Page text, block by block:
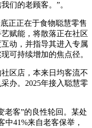
们的老顾客。”。
正正在于食物聪慧零售
赋能，将散落正在社区
动，并指导其进入专属
可持续增加的焦点径。
区店，本来日均客流不
办。2025年接入聪慧零
客”的良性轮回。某处
41%来自老客保举，